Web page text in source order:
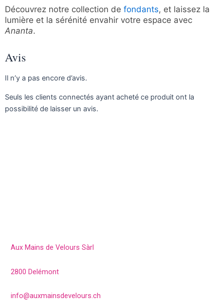
Découvrez notre collection de fondants, et laissez la
lumière et la sérénité envahir votre espace avec
Ananta.
Avis
Il n’y a pas encore d’avis.
Seuls les clients connectés ayant acheté ce produit ont la
possibilité de laisser un avis.
Aux Mains de Velours Sàrl
2800 Delémont
info@auxmainsdevelours.ch